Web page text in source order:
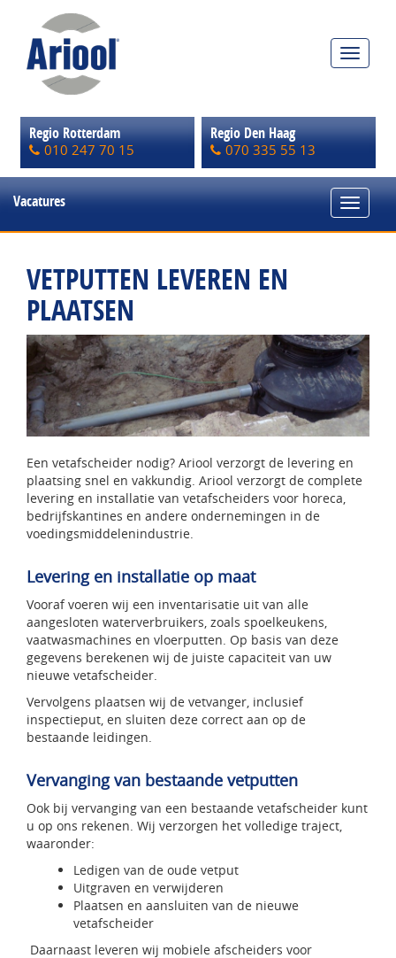
Toggle
Regio Rotterdam
010 247 70 15
Regio Den Haag
070 335 55 13
Vacatures
Toggle
VETPUTTEN LEVEREN EN
PLAATSEN
Een vetafscheider nodig? Ariool verzorgt de levering en
plaatsing snel en vakkundig. Ariool verzorgt de complete
levering en installatie van vetafscheiders voor horeca,
bedrijfskantines en andere ondernemingen in de
voedingsmiddelenindustrie.
Levering en installatie op maat
Vooraf voeren wij een inventarisatie uit van alle
aangesloten waterverbruikers, zoals spoelkeukens,
vaatwasmachines en vloerputten. Op basis van deze
gegevens berekenen wij de juiste capaciteit van uw
nieuwe vetafscheider.
Vervolgens plaatsen wij de vetvanger, inclusief
inspectieput, en sluiten deze correct aan op de
bestaande leidingen.
Vervanging van bestaande vetputten
Ook bij vervanging van een bestaande vetafscheider kunt
u op ons rekenen. Wij verzorgen het volledige traject,
waaronder:
Ledigen van de oude vetput
Uitgraven en verwijderen
Plaatsen en aansluiten van de nieuwe
vetafscheider
Daarnaast leveren wij mobiele afscheiders voor